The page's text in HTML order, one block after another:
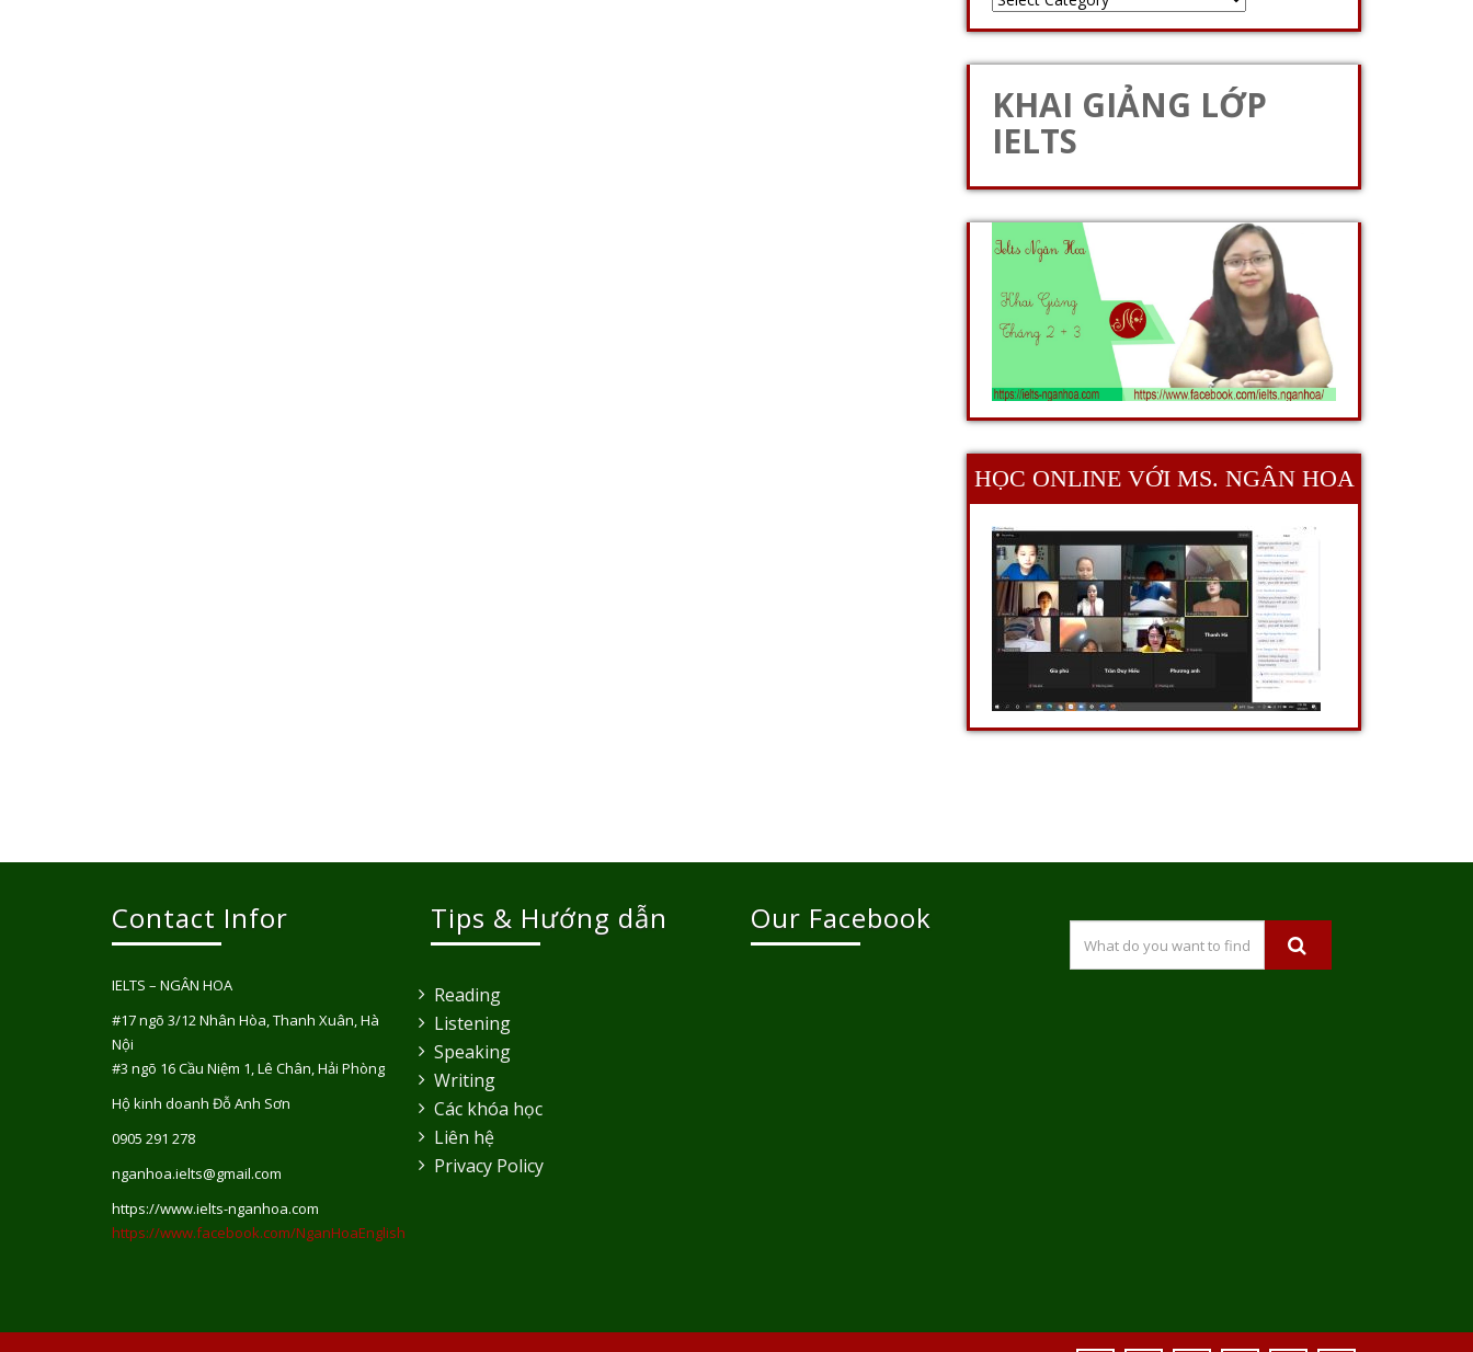
KHAI GIẢNG LỚP
IELTS
HỌC ONLINE VỚI MS. NGÂN HOA
Contact Infor
IELTS – NGÂN HOA
#17 ngõ 3/12 Nhân Hòa, Thanh Xuân, Hà
Nội
#3 ngõ 16 Cầu Niệm 1, Lê Chân, Hải Phòng
Hộ kinh doanh Đỗ Anh Sơn
0905 291 278
nganhoa.ielts@gmail.com
https://www.ielts-nganhoa.com
https://www.facebook.com/NganHoaEnglish
Tips & Hướng dẫn
Reading
Listening
Speaking
Writing
Các khóa học
Liên hệ
Privacy Policy
Our Facebook